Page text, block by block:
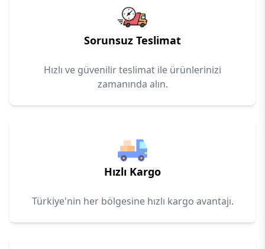
Sorunsuz Teslimat
Hızlı ve güvenilir teslimat ile ürünlerinizi
zamanında alın.
Hızlı Kargo
Türkiye'nin her bölgesine hızlı kargo avantajı.